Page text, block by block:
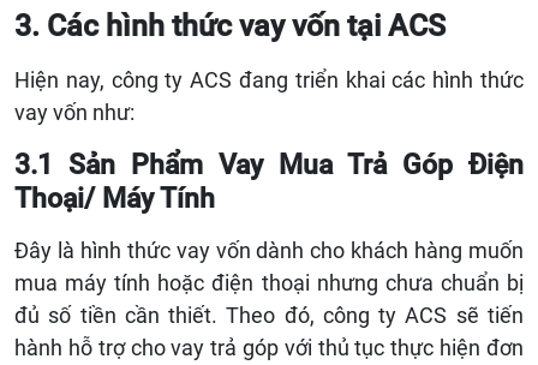
3. Các hình thức vay vốn tại ACS
Hiện nay, công ty ACS đang triển khai các hình thức
vay vốn như:
3.1 Sản Phẩm Vay Mua Trả Góp Điện
Thoại/ Máy Tính
Đây là hình thức vay vốn dành cho khách hàng muốn
mua máy tính hoặc điện thoại nhưng chưa chuẩn bị
đủ số tiền cần thiết. Theo đó, công ty ACS sẽ tiến
hành hỗ trợ cho vay trả góp với thủ tục thực hiện đơn